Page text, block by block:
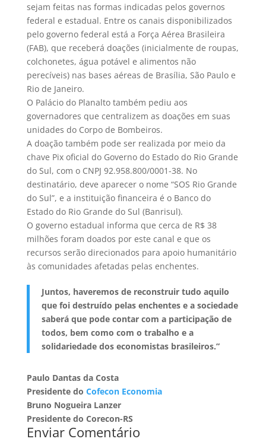
sejam feitas nas formas indicadas pelos governos
federal e estadual. Entre os canais disponibilizados
pelo governo federal está a Força Aérea Brasileira
(FAB), que receberá doações (inicialmente de roupas,
colchonetes, água potável e alimentos não
perecíveis) nas bases aéreas de Brasília, São Paulo e
Rio de Janeiro.
O Palácio do Planalto também pediu aos
governadores que centralizem as doações em suas
unidades do Corpo de Bombeiros.
A doação também pode ser realizada por meio da
chave Pix oficial do Governo do Estado do Rio Grande
do Sul, com o CNPJ 92.958.800/0001-38. No
destinatário, deve aparecer o nome “SOS Rio Grande
do Sul”, e a instituição financeira é o Banco do
Estado do Rio Grande do Sul (Banrisul).
O governo estadual informa que cerca de R$ 38
milhões foram doados por este canal e que os
recursos serão direcionados para apoio humanitário
às comunidades afetadas pelas enchentes.
Juntos, haveremos de reconstruir tudo aquilo
que foi destruído pelas enchentes e a sociedade
saberá que pode contar com a participação de
todos, bem como com o trabalho e a
solidariedade dos economistas brasileiros.”
Paulo Dantas da Costa
Presidente do Cofecon Economia
Bruno Nogueira Lanzer
Presidente do Corecon-RS
Enviar Comentário